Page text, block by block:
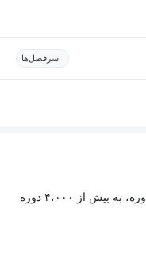
سرفصل‌ها
با خرید اشتراک مکتب‌پلاس، علاوه بر این دوره، به بیش از ۴،۰۰۰ دوره